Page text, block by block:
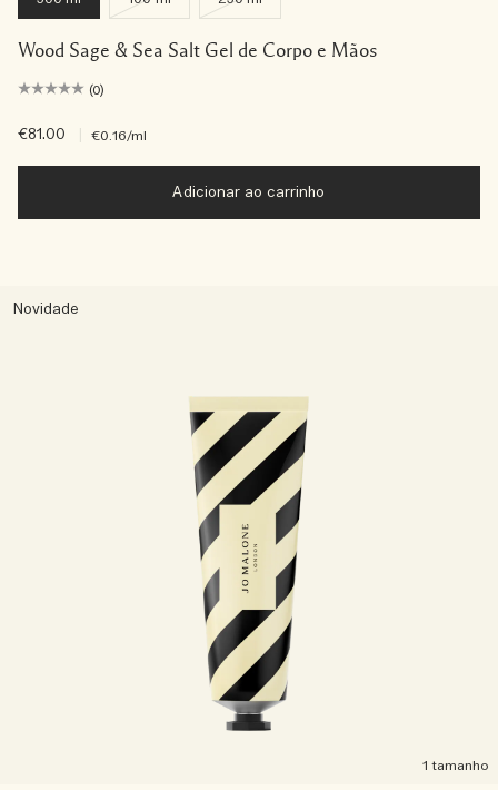
Wood Sage & Sea Salt Gel de Corpo e Mãos
(0)
€81.00 €0.16/ml
Adicionar ao carrinho
Novidade
1 tamanho